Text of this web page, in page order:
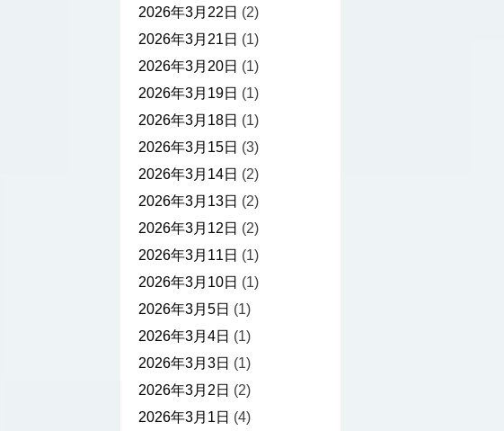
2026年3月22日 (2)
2026年3月21日 (1)
2026年3月20日 (1)
2026年3月19日 (1)
2026年3月18日 (1)
2026年3月15日 (3)
2026年3月14日 (2)
2026年3月13日 (2)
2026年3月12日 (2)
2026年3月11日 (1)
2026年3月10日 (1)
2026年3月5日 (1)
2026年3月4日 (1)
2026年3月3日 (1)
2026年3月2日 (2)
2026年3月1日 (4)